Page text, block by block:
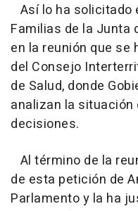
Así lo ha solicitado
Familias de la Junta
en la reunión que
del Consejo
de Salud, donde
analizan la situación
decisiones.
Al término de la
de esta petición de
Parlamento y la ha